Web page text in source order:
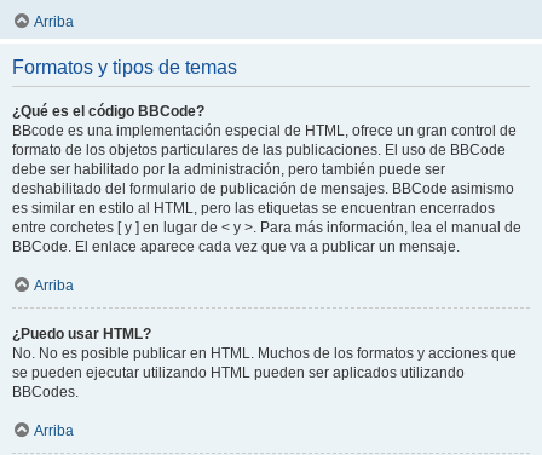
Arriba
Formatos y tipos de temas
¿Qué es el código BBCode?
BBcode es una implementación especial de HTML, ofrece un gran control de
formato de los objetos particulares de las publicaciones. El uso de BBCode
debe ser habilitado por la administración, pero también puede ser
deshabilitado del formulario de publicación de mensajes. BBCode asimismo
es similar en estilo al HTML, pero las etiquetas se encuentran encerrados
entre corchetes [ y ] en lugar de < y >. Para más información, lea el manual de
BBCode. El enlace aparece cada vez que va a publicar un mensaje.
Arriba
¿Puedo usar HTML?
No. No es posible publicar en HTML. Muchos de los formatos y acciones que
se pueden ejecutar utilizando HTML pueden ser aplicados utilizando
BBCodes.
Arriba